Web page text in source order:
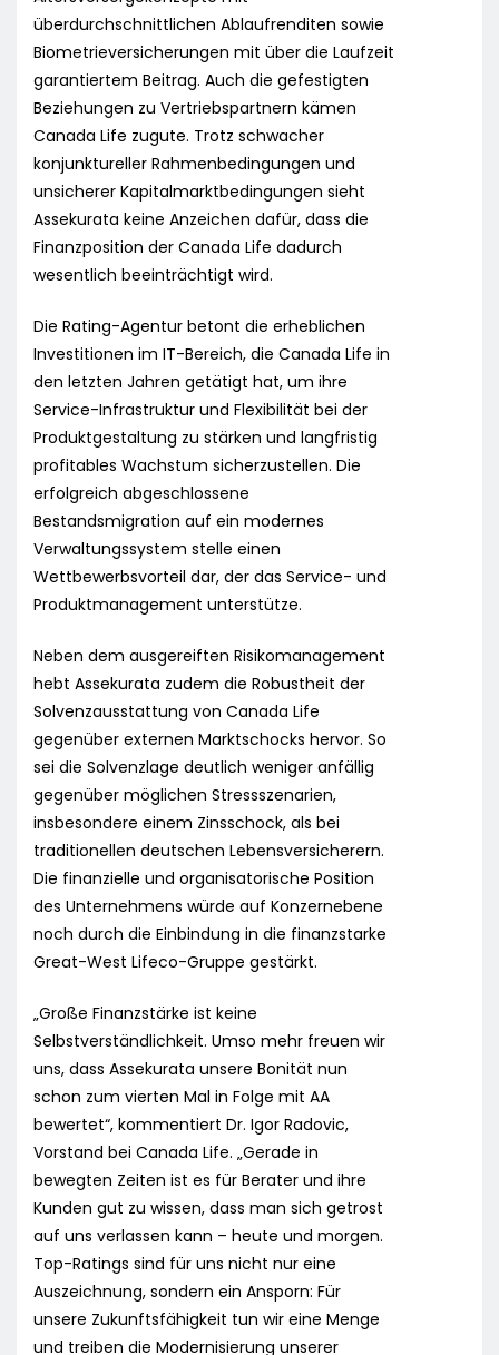
überdurchschnittlichen Ablaufrenditen sowie
Biometrieversicherungen mit über die Laufzeit
garantiertem Beitrag. Auch die gefestigten
Beziehungen zu Vertriebspartnern kämen
Canada Life zugute. Trotz schwacher
konjunktureller Rahmenbedingungen und
unsicherer Kapitalmarktbedingungen sieht
Assekurata keine Anzeichen dafür, dass die
Finanzposition der Canada Life dadurch
wesentlich beeinträchtigt wird.
Die Rating-Agentur betont die erheblichen
Investitionen im IT-Bereich, die Canada Life in
den letzten Jahren getätigt hat, um ihre
Service-Infrastruktur und Flexibilität bei der
Produktgestaltung zu stärken und langfristig
profitables Wachstum sicherzustellen. Die
erfolgreich abgeschlossene
Bestandsmigration auf ein modernes
Verwaltungssystem stelle einen
Wettbewerbsvorteil dar, der das Service- und
Produktmanagement unterstütze.
Neben dem ausgereiften Risikomanagement
hebt Assekurata zudem die Robustheit der
Solvenzausstattung von Canada Life
gegenüber externen Marktschocks hervor. So
sei die Solvenzlage deutlich weniger anfällig
gegenüber möglichen Stressszenarien,
insbesondere einem Zinsschock, als bei
traditionellen deutschen Lebensversicherern.
Die finanzielle und organisatorische Position
des Unternehmens würde auf Konzernebene
noch durch die Einbindung in die finanzstarke
Great-West Lifeco-Gruppe gestärkt.
„Große Finanzstärke ist keine
Selbstverständlichkeit. Umso mehr freuen wir
uns, dass Assekurata unsere Bonität nun
schon zum vierten Mal in Folge mit AA
bewertet“, kommentiert Dr. Igor Radovic,
Vorstand bei Canada Life. „Gerade in
bewegten Zeiten ist es für Berater und ihre
Kunden gut zu wissen, dass man sich getrost
auf uns verlassen kann – heute und morgen.
Top-Ratings sind für uns nicht nur eine
Auszeichnung, sondern ein Ansporn: Für
unsere Zukunftsfähigkeit tun wir eine Menge
und treiben die Modernisierung unserer